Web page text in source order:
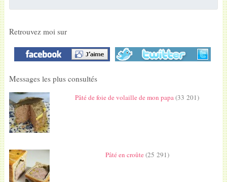
Retrouvez moi sur
Messages les plus consultés
Pâté de foie de volaille de mon papa(33 201)
Pâté en croûte(25 291)